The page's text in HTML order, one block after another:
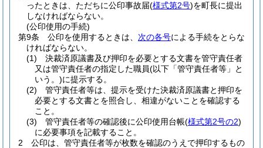
ったときは、ただちに公印事故届(様式第2号)を町長に提出
しなければならない。
(公印使用の手続)
第9条
公印を使用するときは、 次の各号による手続をとらな
ければならない。
(1)
決裁済原議書及び押印を必要とする文書を管守責任者
又は管守責任者の指定した職員(以下「管守責任者等」と
いう。)に提示する。
(2)
管守責任者等は、提示を受けた決裁済原議書と押印を
必要とする文書とを照合し、相違がないことを確認する
こと。
(3)
管守責任者等の確認後に公印使用台帳(様式第2号の2)
に必要事項を記載すること。
2
公印は、管守責任者等が枚数を確認のうえで押印するもの